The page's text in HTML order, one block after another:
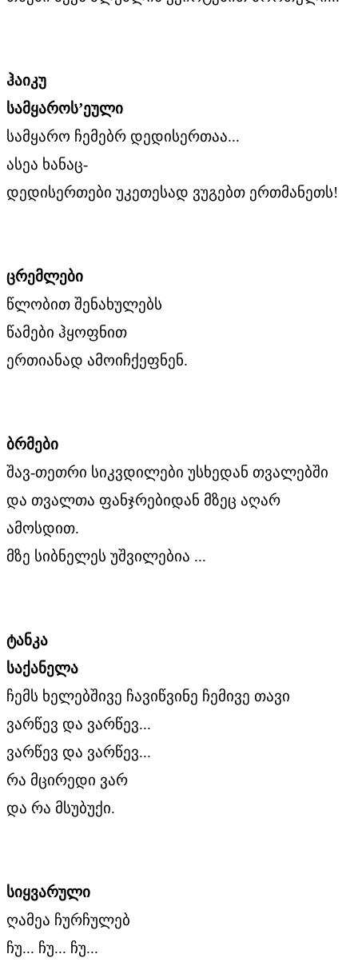
ჰაიკუ
სამყაროს’ეული
სამყარო ჩემებრ დედისერთაა...
ასეა ხანაც-
დედისერთები უკეთესად ვუგებთ ერთმანეთს!
ცრემლები
წლობით შენახულებს
წამები ჰყოფნით
ერთიანად ამოიჩქეფნენ.
ბრმები
შავ-თეთრი სიკვდილები უსხედან თვალებში
და თვალთა ფანჯრებიდან მზეც აღარ
ამოსდით.
მზე სიბნელეს უშვილებია ...
ტანკა
საქანელა
ჩემს ხელებშივე ჩავიწვინე ჩემივე თავი
ვარწევ და ვარწევ...
ვარწევ და ვარწევ...
რა მცირედი ვარ
და რა მსუბუქი.
სიყვარული
ღამეა ჩურჩულებ
ჩუ... ჩუ... ჩუ...